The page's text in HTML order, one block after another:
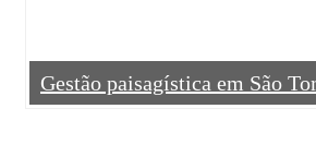
Gestão paisagística em São